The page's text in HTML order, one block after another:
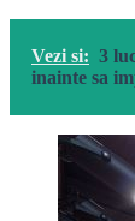
Vezi si: 3
inainte sa